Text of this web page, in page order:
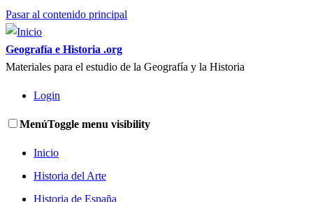
Pasar al contenido principal
Geografía e Historia .org
Materiales para el estudio de la Geografía y la Historia
Login
MenúToggle menu visibility
Inicio
Historia del Arte
Historia de España